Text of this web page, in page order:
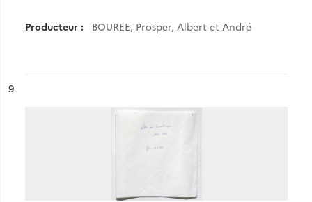
Producteur : BOUREE, Prosper, Albert et André
n°
9